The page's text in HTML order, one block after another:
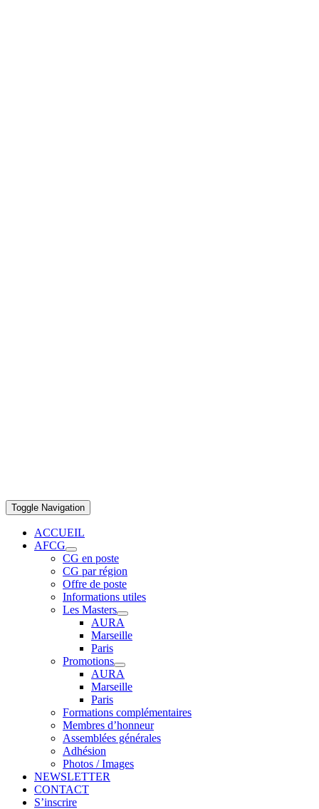
Toggle Navigation
ACCUEIL
AFCG
CG en poste
CG par région
Offre de poste
Informations utiles
Les Masters
AURA
Marseille
Paris
Promotions
AURA
Marseille
Paris
Formations complémentaires
Membres d’honneur
Assemblées générales
Adhésion
Photos / Images
NEWSLETTER
CONTACT
S’inscrire